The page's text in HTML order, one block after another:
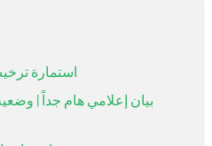
استمارة
بيان إعلامي هام جداً |